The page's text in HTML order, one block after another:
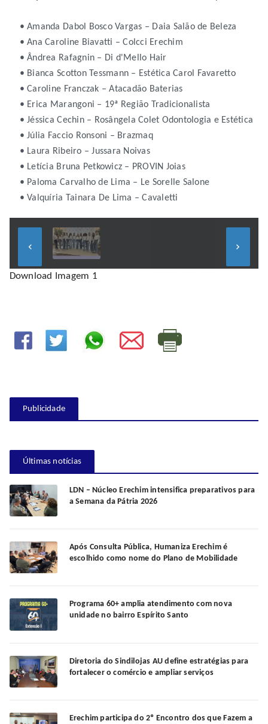
• Amanda Dabol Bosco Vargas – Daia Salão de Beleza
• Ana Caroline Biavatti – Colcci Erechim
• Ândrea Rafagnin – Di d'Mello Hair
• Bianca Scotton Tessmann – Estética Carol Favaretto
• Caroline Franczak – Atacadão Baterias
• Erica Marangoni – 19ª Região Tradicionalista
• Jéssica Cechin – Rosângela Colet Odontologia e Estética
• Júlia Faccio Ronsoni – Brazmaq
• Laura Ribeiro – Jussara Noivas
• Letícia Bruna Petkowicz – PROVIN Joias
• Paloma Carvalho de Lima – Le Sorelle Salone
• Valquíria Tainara De Lima – Cavaletti
keyboard_arrow_left keyboard_arrow_right
Download Imagem 1
Publicidade
Últimas notícias
LDN – Núcleo Erechim intensifica preparativos para
a Semana da Pátria 2026
Após Consulta Pública, Humaniza Erechim é
escolhido como nome do Plano de Mobilidade
Programa 60+ amplia atendimento com nova
unidade no bairro Espírito Santo
Diretoria do Sindilojas AU define estratégias para
fortalecer o comércio e ampliar serviços
Erechim participa do 2º Encontro dos que Fazem a